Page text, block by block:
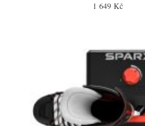
1 649 Kč